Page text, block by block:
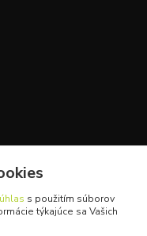
s použitím súborov
týkajúce sa Vašich